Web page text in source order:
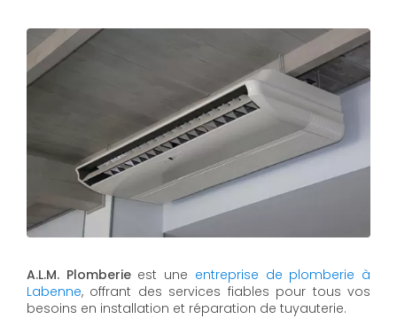
A.L.M. Plomberieest une entreprise de plomberie à
Labenne, offrant des services fiables pour tous vos
besoins en installation et réparation de tuyauterie.